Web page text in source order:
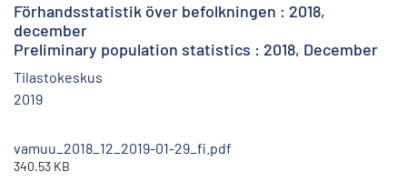
Förhandsstatistik över befolkningen : 2018,
december
Preliminary population statistics : 2018, December
Tilastokeskus
2019
vamuu_2018_12_2019-01-29_fi.pdf
340.53 KB